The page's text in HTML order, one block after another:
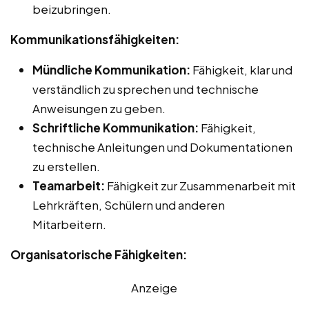
beizubringen.
Kommunikationsfähigkeiten:
Mündliche Kommunikation: Fähigkeit, klar und
verständlich zu sprechen und technische
Anweisungen zu geben.
Schriftliche Kommunikation: Fähigkeit,
technische Anleitungen und Dokumentationen
zu erstellen.
Teamarbeit: Fähigkeit zur Zusammenarbeit mit
Lehrkräften, Schülern und anderen
Mitarbeitern.
Organisatorische Fähigkeiten:
Anzeige